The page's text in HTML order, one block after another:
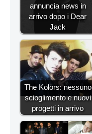
annuncia news in
arrivo dopo i Dear
Jack
The Kolors: nessuno
scioglimento e nuovi
progetti in arrivo